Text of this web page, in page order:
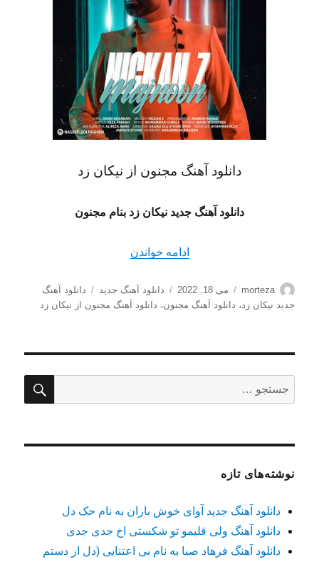
دانلود آهنگ مجنون از نیکان زد
دانلود آهنگ جدید نیکان زد بنام مجنون
ادامه خواندن
نویسنده
morteza
ارسال
شده
می 18, 2022 دسته‌ها
دانلود آهنگ جدید برچسب‌ها
دانلود آهنگ
جدید نیکان زد، دانلود آهنگ مجنون، دانلود آهنگ مجنون از نیکان زد
برای:
نوشته‌های تازه
دانلود آهنگ جدید آوای خوش باران به نام حک دل
دانلود آهنگ ولی قلبمو تو شکستی اخ جدی جدی
دانلود آهنگ فرهاد صبا به نام بی اعتنایی (دل از دستم